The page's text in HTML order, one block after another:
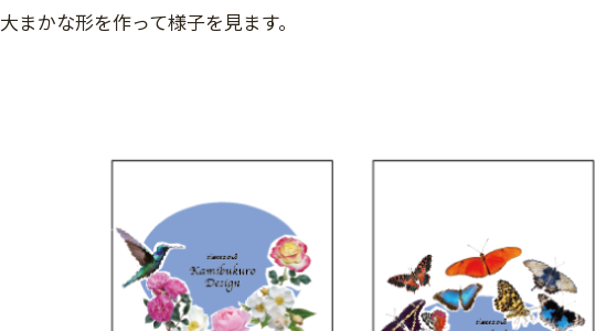
大まかな形を作って様子を見ます。